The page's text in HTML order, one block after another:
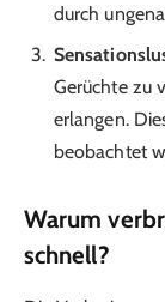
durch
Gerüchte zu
erlangen.
beobachtet
Warum
schnell?